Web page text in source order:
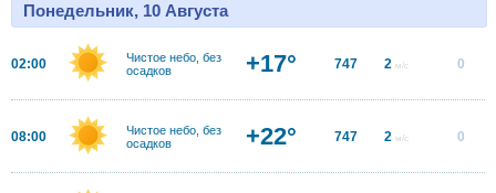
Понедельник, 10 Августа
02:00
Чистое небо, без
осадков
+17° 747 2 м/с 0
08:00
Чистое небо, без
осадков
+22° 747 2 м/с 0